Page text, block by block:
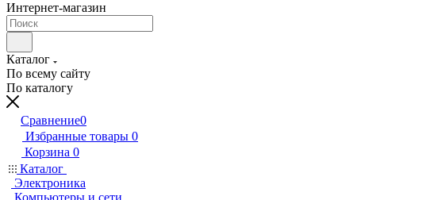
Интернет-магазин
Каталог
По всему сайту
По каталогу
Сравнение0
Избранные товары 0
Корзина 0
Каталог
Электроника
Компьютеры и сети